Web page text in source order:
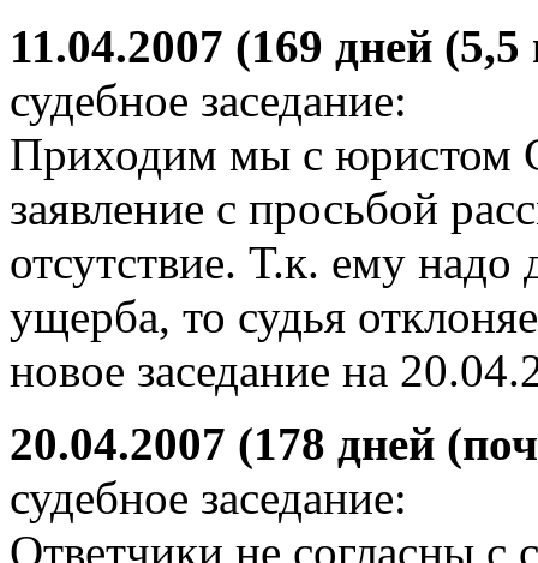
11.04.2007 (169 дней
судебное заседание:
Приходим мы с юристом
заявление с просьбой
отсутствие. Т.к. ему надо
ущерба, то судья
новое заседание на
20.04.2007 (178 дней
судебное заседание:
Ответчики не согласны с